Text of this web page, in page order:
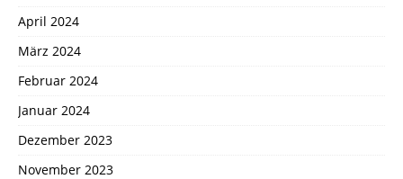
April 2024
März 2024
Februar 2024
Januar 2024
Dezember 2023
November 2023